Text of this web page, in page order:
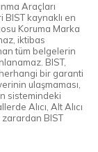
Araçları
BIST kaynaklı en
Koruma Marka
iktibas
tüm belgelerin
BIST,
bir garanti
ulaşmaması,
sistemindeki
Alıcı, Alt Alıcı
zarardan BIST